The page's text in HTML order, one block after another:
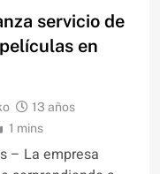
servicio de
en
13 años
1 mins
– La empresa